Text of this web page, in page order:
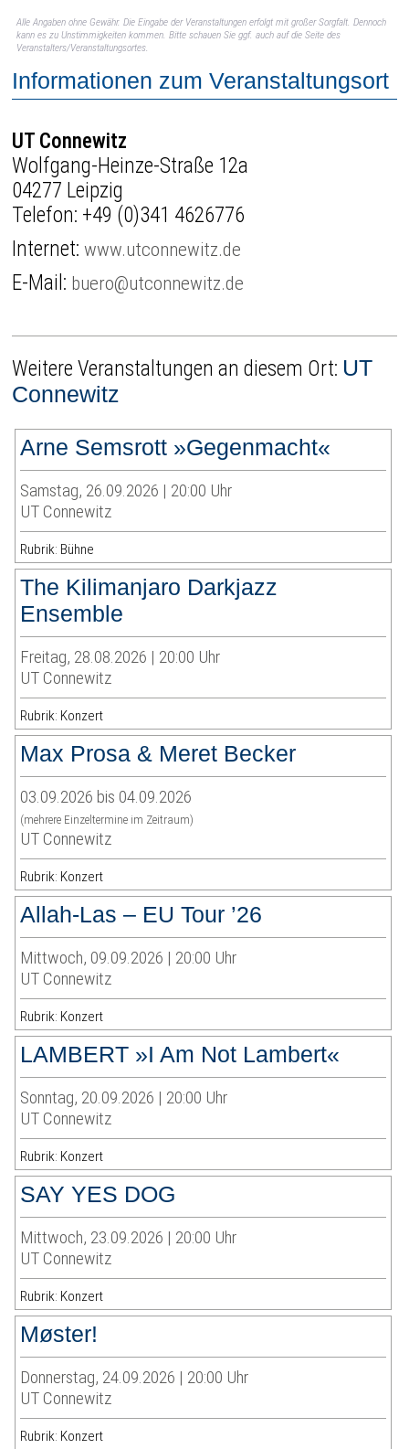
Alle Angaben ohne Gewähr. Die Eingabe der Veranstaltungen erfolgt mit großer Sorgfalt. Dennoch
kann es zu Unstimmigkeiten kommen. Bitte schauen Sie ggf. auch auf die Seite des
Veranstalters/Veranstaltungsortes.
Informationen zum Veranstaltungsort
UT Connewitz
Wolfgang-Heinze-Straße 12a
04277 Leipzig
Telefon: +49 (0)341 4626776
Internet:www.utconnewitz.de
E-Mail: buero@utconnewitz.de
Weitere Veranstaltungen an diesem Ort: UT
Connewitz
Arne Semsrott »Gegenmacht«
Samstag, 26.09.2026 | 20:00 Uhr
UT Connewitz
Rubrik: Bühne
The Kilimanjaro Darkjazz
Ensemble
Freitag, 28.08.2026 | 20:00 Uhr
UT Connewitz
Rubrik: Konzert
Max Prosa & Meret Becker
03.09.2026 bis 04.09.2026
(mehrere Einzeltermine im Zeitraum)
UT Connewitz
Rubrik: Konzert
Allah-Las – EU Tour ’26
Mittwoch, 09.09.2026 | 20:00 Uhr
UT Connewitz
Rubrik: Konzert
LAMBERT »I Am Not Lambert«
Sonntag, 20.09.2026 | 20:00 Uhr
UT Connewitz
Rubrik: Konzert
SAY YES DOG
Mittwoch, 23.09.2026 | 20:00 Uhr
UT Connewitz
Rubrik: Konzert
Møster!
Donnerstag, 24.09.2026 | 20:00 Uhr
UT Connewitz
Rubrik: Konzert